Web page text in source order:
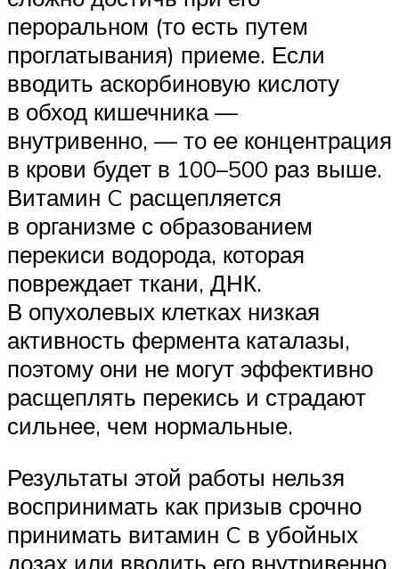
пероральном (то есть путем
проглатывания) приеме. Если
вводить аскорбиновую кислоту
в обход кишечника —
внутривенно, — то ее концентрация
в крови будет в 100–500 раз выше.
Витамин C расщепляется
в организме с образованием
перекиси водорода, которая
повреждает ткани, ДНК.
В опухолевых клетках низкая
активность фермента каталазы,
поэтому они не могут эффективно
расщеплять перекись и страдают
сильнее, чем нормальные.
Результаты этой работы нельзя
воспринимать как призыв срочно
принимать витамин C в убойных
дозах или вводить его внутривенно.